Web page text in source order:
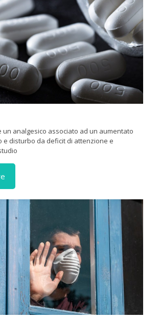
un analgesico associato ad un aumentato
e disturbo da deficit di attenzione e